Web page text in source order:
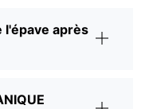
l'épave après